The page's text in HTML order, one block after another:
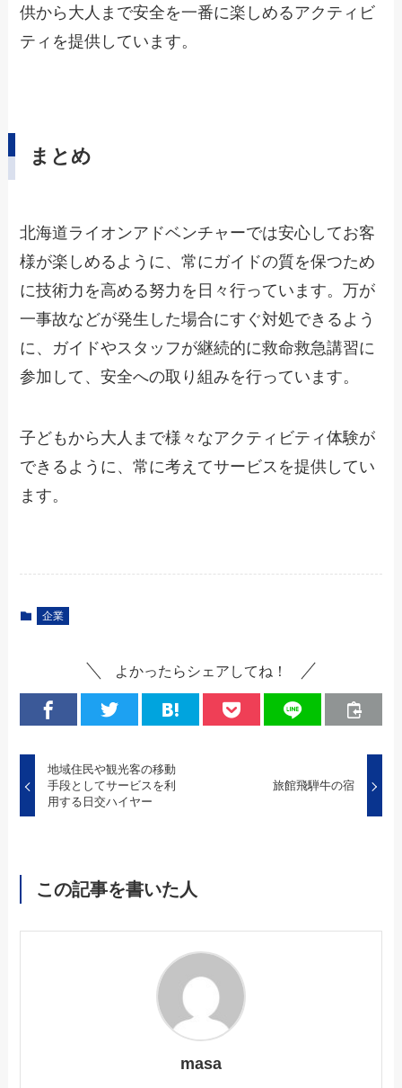
供から大人まで安全を一番に楽しめるアクティビ
ティを提供しています。
まとめ
北海道ライオンアドベンチャーでは安心してお客
様が楽しめるように、常にガイドの質を保つため
に技術力を高める努力を日々行っています。万が
一事故などが発生した場合にすぐ対処できるよう
に、ガイドやスタッフが継続的に救命救急講習に
参加して、安全への取り組みを行っています。
子どもから大人まで様々なアクティビティ体験が
できるように、常に考えてサービスを提供してい
ます。
企業
よかったらシェアしてね！
地域住民や観光客の移動
手段としてサービスを利
用する日交ハイヤー
旅館飛騨牛の宿
この記事を書いた人
masa